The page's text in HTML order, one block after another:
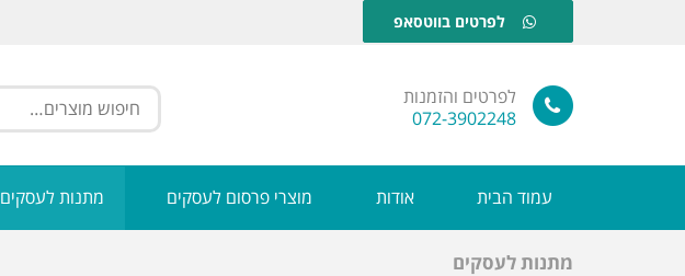
לפרטים בווטסאפ
לפרטים והזמנות
072-3902248
עמוד הבית אודות מוצרי פרסום לעסקים מתנות לעסקים
מתנות לעסקים